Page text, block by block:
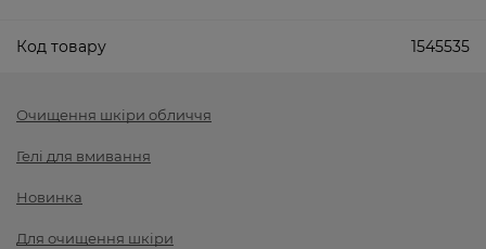
Код товару 1545535
Очищення шкіри обличчя
Гелі для вмивання
Новинка
Для очищення шкіри